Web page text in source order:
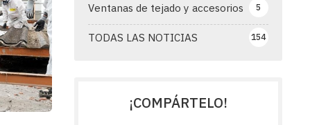
TODAS LAS NOTICIAS 154
Ventanas de tejado y accesorios 5
¡COMPÁRTELO!